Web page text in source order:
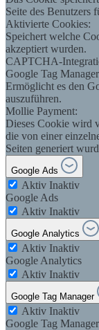
Seite des Benutzers
Aktivierte Cookies:
Speichert welche
akzeptiert wurden.
CAPTCHA-
Google Tag
Ermöglicht es den
auszuführen.
Mollie Payment:
Dieses Cookie wird
die von einer
Seiten generiert
Google Ads
Aktiv Inaktiv
Google Ads
Aktiv Inaktiv
Google Analytics
Aktiv Inaktiv
Google Analytics
Aktiv Inaktiv
Google Tag Manager
Aktiv Inaktiv
Google Tag Manager